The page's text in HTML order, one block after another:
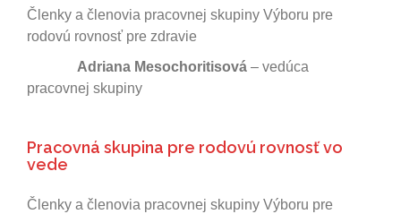
Členky a členovia pracovnej skupiny Výboru pre
rodovú rovnosť pre zdravie
Adriana Mesochoritisová – vedúca
pracovnej skupiny
Pracovná skupina pre rodovú rovnosť vo
vede
Členky a členovia pracovnej skupiny Výboru pre